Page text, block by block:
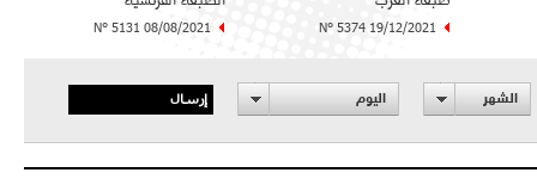
N° 5374 19/12/2021
N° 5131 08/08/2021
الشهر اليوم إرسال